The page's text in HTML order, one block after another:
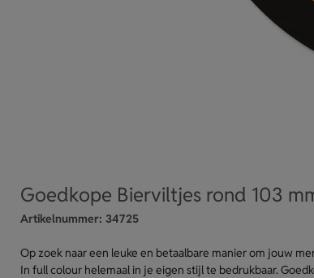
Goedkope Bierviltjes rond 103
Artikelnummer: 34725
Op zoek naar een leuke en betaalbare manier om jouw
In full colour helemaal in je eigen stijl te bedrukbaar.